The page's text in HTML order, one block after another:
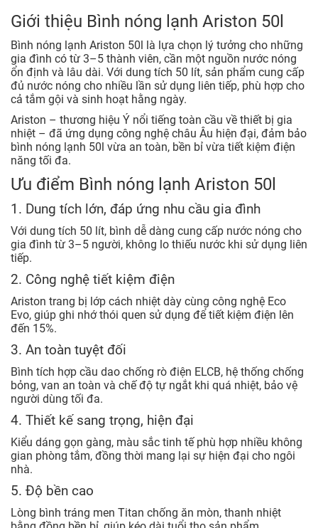
Giới thiệu Bình nóng lạnh Ariston 50l
Bình nóng lạnh Ariston 50l là lựa chọn lý tưởng cho những
gia đình có từ 3–5 thành viên, cần một nguồn nước nóng
ổn định và lâu dài. Với dung tích 50 lít, sản phẩm cung cấp
đủ nước nóng cho nhiều lần sử dụng liên tiếp, phù hợp cho
cả tắm gội và sinh hoạt hằng ngày.
Ariston – thương hiệu Ý nổi tiếng toàn cầu về thiết bị gia
nhiệt – đã ứng dụng công nghệ châu Âu hiện đại, đảm bảo
bình nóng lạnh 50l vừa an toàn, bền bỉ vừa tiết kiệm điện
năng tối đa.
Ưu điểm Bình nóng lạnh Ariston 50l
1. Dung tích lớn, đáp ứng nhu cầu gia đình
Với dung tích 50 lít, bình dễ dàng cung cấp nước nóng cho
gia đình từ 3–5 người, không lo thiếu nước khi sử dụng liên
tiếp.
2. Công nghệ tiết kiệm điện
Ariston trang bị lớp cách nhiệt dày cùng công nghệ Eco
Evo, giúp ghi nhớ thói quen sử dụng để tiết kiệm điện lên
đến 15%.
3. An toàn tuyệt đối
Bình tích hợp cầu dao chống rò điện ELCB, hệ thống chống
bỏng, van an toàn và chế độ tự ngắt khi quá nhiệt, bảo vệ
người dùng tối đa.
4. Thiết kế sang trọng, hiện đại
Kiểu dáng gọn gàng, màu sắc tinh tế phù hợp nhiều không
gian phòng tắm, đồng thời mang lại sự hiện đại cho ngôi
nhà.
5. Độ bền cao
Lòng bình tráng men Titan chống ăn mòn, thanh nhiệt